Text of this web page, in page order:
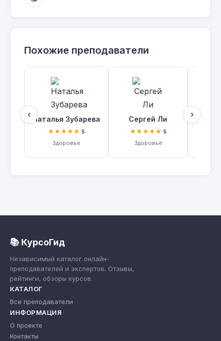
Похожие преподаватели
‹ Наталья Зубарева
★★★★★ 5
Здоровье
Сергей Ли
★★★★★ 5
Здоровье
›
📚 КурсоГид
Независимый каталог онлайн-
преподавателей и экспертов. Отзывы,
рейтинги, обзоры курсов.
КАТАЛОГ
Все преподаватели
ИНФОРМАЦИЯ
О проекте
Контакты